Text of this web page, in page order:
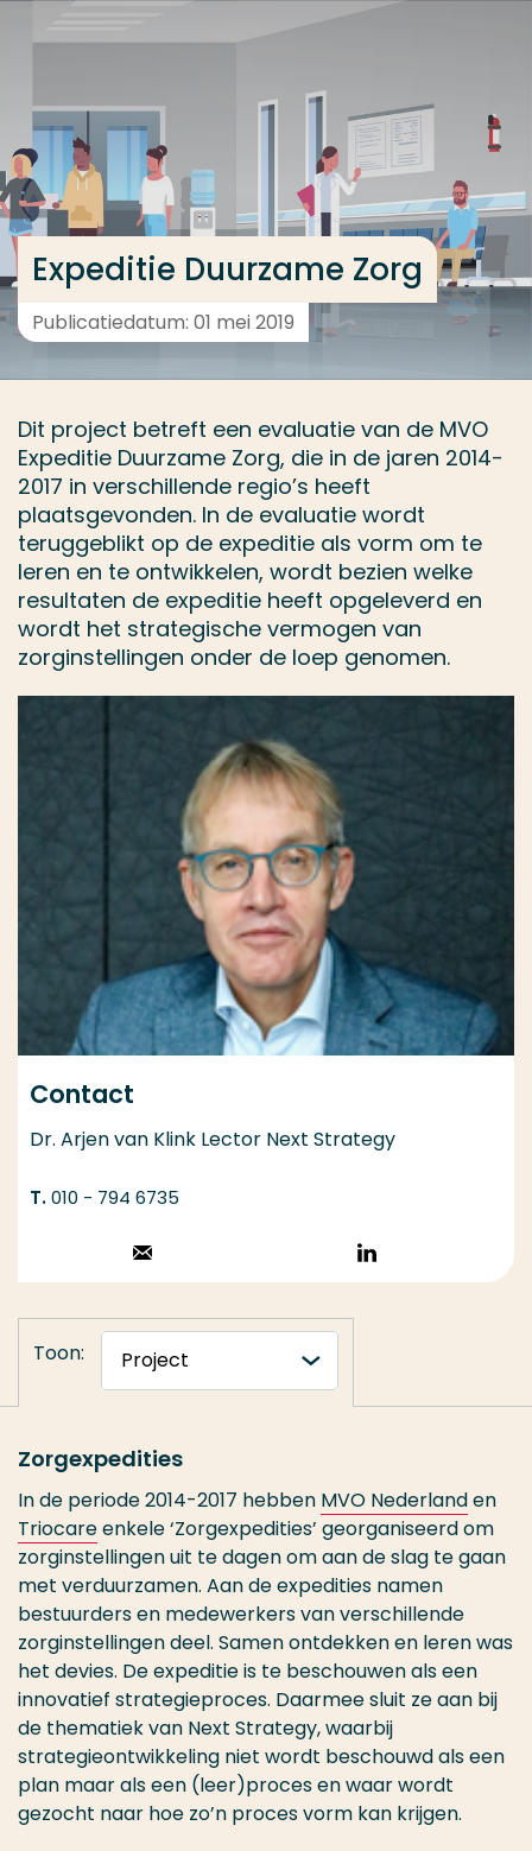
Expeditie Duurzame Zorg
Publicatiedatum: 01 mei 2019
Dit project betreft een evaluatie van de MVO
Expeditie Duurzame Zorg, die in de jaren 2014-
2017 in verschillende regio’s heeft
plaatsgevonden. In de evaluatie wordt
teruggeblikt op de expeditie als vorm om te
leren en te ontwikkelen, wordt bezien welke
resultaten de expeditie heeft opgeleverd en
wordt het strategische vermogen van
zorginstellingen onder de loep genomen.
Contact
Dr. Arjen van Klink Lector Next Strategy
010 - 794 6735
Stuur een email
Volg op
LinkedIn
Toon:
Zorgexpedities
In de periode 2014-2017 hebben MVO Nederlanden
Triocareenkele ‘Zorgexpedities’ georganiseerd om
zorginstellingen uit te dagen om aan de slag te gaan
met verduurzamen. Aan de expedities namen
bestuurders en medewerkers van verschillende
zorginstellingen deel. Samen ontdekken en leren was
het devies. De expeditie is te beschouwen als een
innovatief strategieproces. Daarmee sluit ze aan bij
de thematiek van Next Strategy, waarbij
strategieontwikkeling niet wordt beschouwd als een
plan maar als een (leer)proces en waar wordt
gezocht naar hoe zo’n proces vorm kan krijgen.
Veel gezocht
Opleiding
Contact